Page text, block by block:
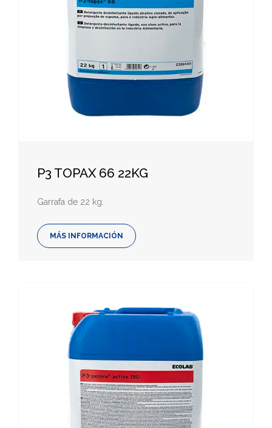
P3 TOPAX 66 22KG
Garrafa de 22 kg.
MÁS INFORMACIÓN